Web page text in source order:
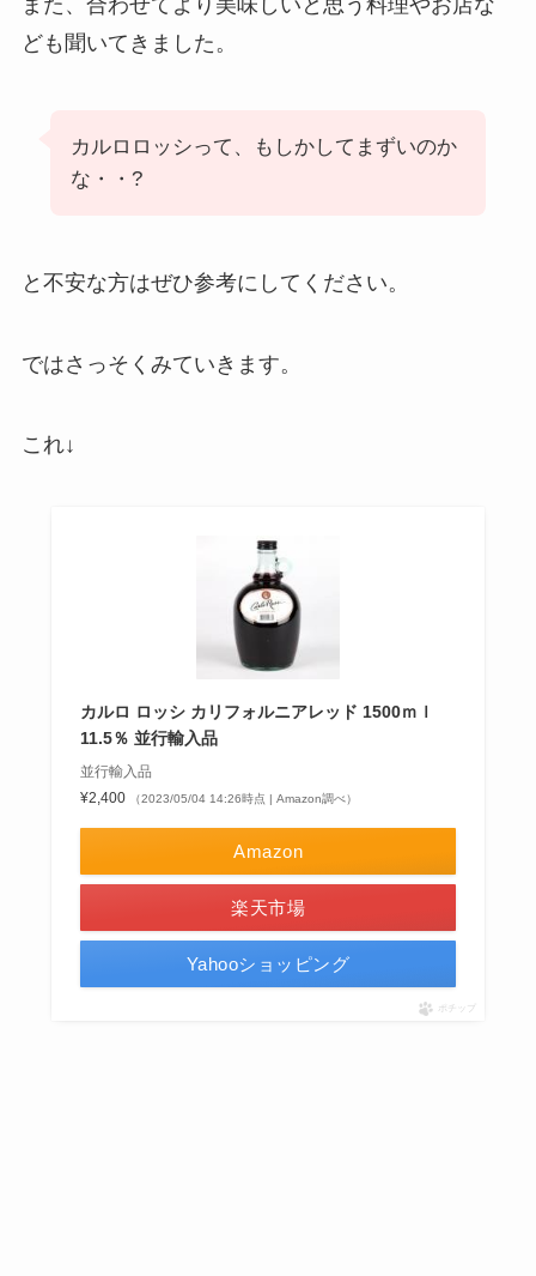
また、合わせてより美味しいと思う料理やお店な
ども聞いてきました。
カルロロッシって、もしかしてまずいのか
な・・?
と不安な方はぜひ参考にしてください。
ではさっそくみていきます。
これ↓
カルロ ロッシ カリフォルニアレッド 1500ｍｌ
11.5％ 並行輸入品
並行輸入品
¥2,400
（2023/05/04 14:26時点 | Amazon調べ）
Amazon
楽天市場
Yahooショッピング
ポチップ